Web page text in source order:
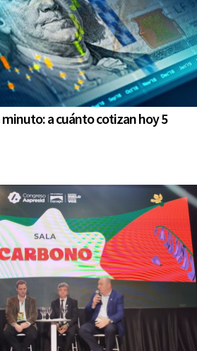
a cuánto cotizan hoy 5